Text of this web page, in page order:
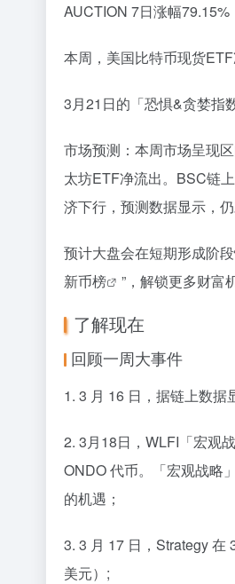
AUCTION 7日涨幅79.15%
本周，美国比特币现货
3月21日的「恐惧&贪婪指
市场预测：本周市场呈现
太坊ETF净流出。BSC链
济下行，预测数据显示，
预计大盘会在短期形成阶
新币榜
”，解锁更多财富
了解现在
回顾一周大事件
1. 3 月 16 日，据链上数据
2. 3月18日，WLFI「宏观
ONDO 代币。「宏观战略
的机遇；
3. 3 月 17 日，Strategy 在
美元）;